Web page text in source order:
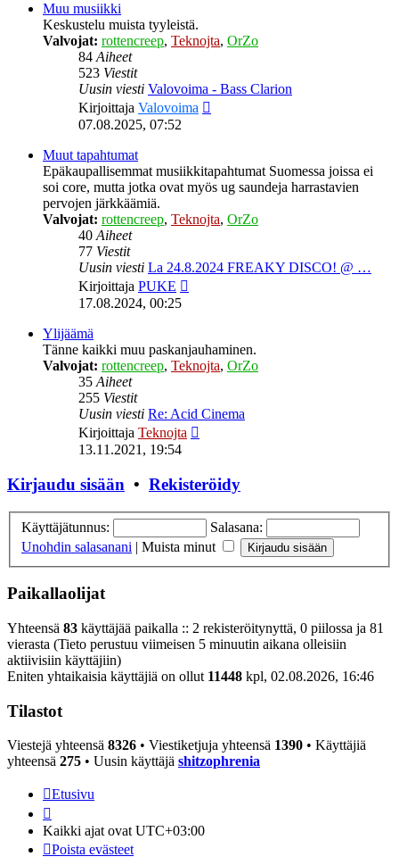
Muu musiikki
Keskustelu muista tyyleistä.
Valvojat: rottencreep, Teknojta, OrZo
84Aiheet
523 Viestit
Uusin viesti Valovoima - Bass Clarion
Kirjoittaja Valovoima
07.08.2025, 07:52
Muut tapahtumat
Epäkaupallisemmat musiikkitapahtumat Suomessa joissa ei
soi core, mutta jotka ovat myös ug saundeja harrastavien
pervojen järkkäämiä.
Valvojat: rottencreep, Teknojta, OrZo
40Aiheet
77 Viestit
Uusin viesti La 24.8.2024 FREAKY DISCO! @ …
Kirjoittaja PUKE
17.08.2024, 00:25
Ylijäämä
Tänne kaikki muu paskanjauhaminen.
Valvojat: rottencreep, Teknojta, OrZo
35Aiheet
255 Viestit
Uusin viesti Re: Acid Cinema
Kirjoittaja Teknojta
13.11.2021, 19:54
Kirjaudu sisään • Rekisteröidy
Käyttäjätunnus:
Salasana:
Unohdin salasanani | Muista minut
Paikallaolijat
Yhteensä 83 käyttäjää paikalla :: 2 rekisteröitynyttä, 0 piilossa ja 81
vierasta (Tieto perustuu viimeisen 5 minuutin aikana olleisiin
aktiivisiin käyttäjiin)
Eniten yhtaikaisia käyttäjiä on ollut 11448 kpl, 02.08.2026, 16:46
Tilastot
Viestejä yhteensä 8326 • Viestiketjuja yhteensä 1390 • Käyttäjiä
yhteensä 275 • Uusin käyttäjä shitzophrenia
Etusivu
Kaikki ajat ovat UTC+03:00
Poista evästeet